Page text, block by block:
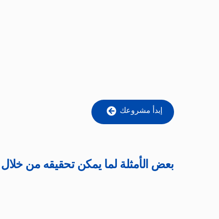
إبدأ مشروعك
بعض الأمثلة لما يمكن تحقيقه من خلال